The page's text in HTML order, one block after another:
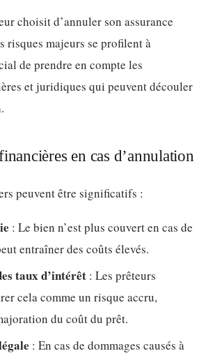
choisit d’annuler son assurance
risques majeurs se profilent à
de prendre en compte les
et juridiques qui peuvent découler
en cas d’annulation
peuvent être significatifs :
: Le bien n’est plus couvert en cas de
entraîner des coûts élevés.
taux d’intérêt : Les prêteurs
cela comme un risque accru,
du coût du prêt.
: En cas de dommages causés à